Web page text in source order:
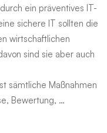
ein präventives IT-
sichere IT sollten die
wirtschaftlichen
sind sie aber auch
sämtliche Maßnahmen
Bewertung, …